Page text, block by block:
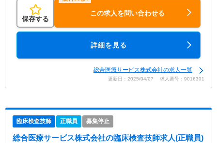
保存する
この求人を問い合わせる
詳細を見る
総合医療サービス株式会社の求人一覧
更新日：2025/04/07 求人番号：9016301
臨床検査技師 正職員 募集停止
総合医療サービス株式会社の臨床検査技師求人(正職員)